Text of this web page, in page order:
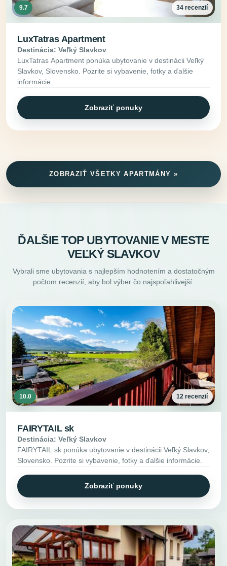
9.7 34 recenzií
LuxTatras Apartment
Destinácia: Veľký Slavkov
LuxTatras Apartment ponúka ubytovanie v destinácii Veľký
Slavkov, Slovensko. Pozrite si vybavenie, fotky a ďalšie
informácie.
Zobraziť ponuky
ZOBRAZIŤ VŠETKY APARTMÁNY »
ĎALŠIE TOP UBYTOVANIE V MESTE
VEĽKÝ SLAVKOV
Vybrali sme ubytovania s najlepším hodnotením a dostatočným
počtom recenzií, aby bol výber čo najspoľahlivejší.
10.0 12 recenzií
FAIRYTAIL sk
Destinácia: Veľký Slavkov
FAIRYTAIL sk ponúka ubytovanie v destinácii Veľký Slavkov,
Slovensko. Pozrite si vybavenie, fotky a ďalšie informácie.
Zobraziť ponuky